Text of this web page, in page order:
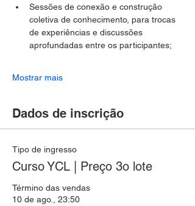
Sessões de conexão e construção
coletiva de conhecimento, para trocas
de experiências e discussões
aprofundadas entre os participantes;
Mostrar mais
Dados de inscrição
Tipo de ingresso
Curso YCL | Preço 3o lote
Término das vendas
10 de ago., 23:50